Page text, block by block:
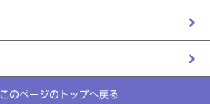
このページのトップへ戻る